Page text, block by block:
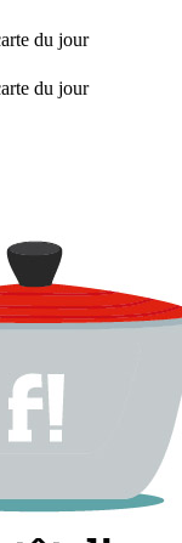
du jour
du jour